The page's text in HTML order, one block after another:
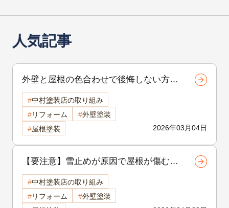
人気記事
外壁と屋根の色合わせで後悔しない方法
【諏訪市カラー配色ガイド】 諏訪市外
壁塗装
2026年03月04日
中村塗装店の取り組み
リフォーム
外壁塗装
屋根塗装
【要注意】雪止めが原因で屋根が傷む？
寒冷地で起きる意外な劣化と対策 諏訪
市屋根塗装
中村塗装店の取り組み
リフォーム
外壁塗装